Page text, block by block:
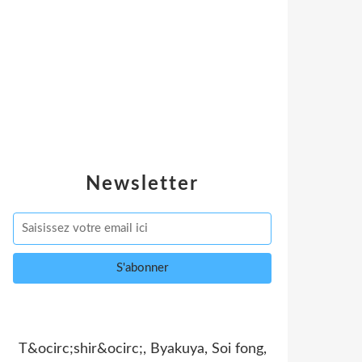
Newsletter
T&ocirc;shir&ocirc;, Byakuya, Soi fong,